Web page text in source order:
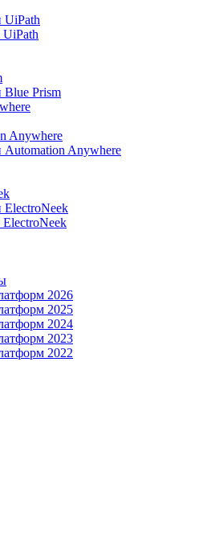
UiPath
Prism
Anywhere
Anywhere
2026
2025
2024
2023
2022